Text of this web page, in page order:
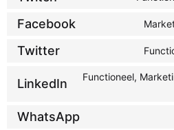
Facebook
Twitter
LinkedIn
Functioneel,
WhatsApp